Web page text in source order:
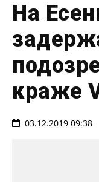
На
краже
03.12.2019 09:38